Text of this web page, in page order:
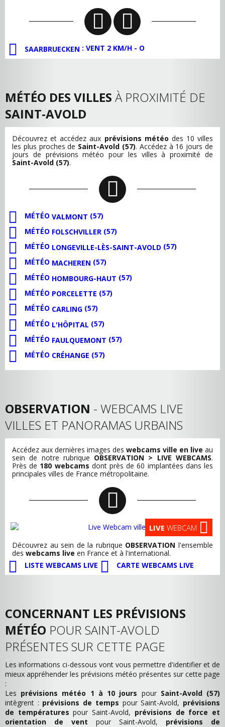
SAARBRUECKEN : VENT 2 KM/H - O
MÉTÉO DES VILLES À PROXIMITÉ DE
SAINT-AVOLD
Découvrez et accédez aux prévisions météo des 10 villes
les plus proches de Saint-Avold (57). Accédez à 16 jours de
jours de prévisions météo pour les villes à proximité de
Saint-Avold (57).
MÉTÉO VALMONT (57)
MÉTÉO FOLSCHVILLER (57)
MÉTÉO LONGEVILLE-LÈS-SAINT-AVOLD (57)
MÉTÉO MACHEREN (57)
MÉTÉO HOMBOURG-HAUT (57)
MÉTÉO PORCELETTE (57)
MÉTÉO CARLING (57)
MÉTÉO L'HÔPITAL (57)
MÉTÉO FAULQUEMONT (57)
MÉTÉO CRÉHANGE (57)
OBSERVATION - WEBCAMS LIVE
VILLES ET PANORAMAS URBAINS
Accédez aux dernières images des webcams ville en live au
sein de notre rubrique OBSERVATION > LIVE WEBCAMS.
Près de 180 webcams dont près de 60 implantées dans les
principales villes de France métropolitaine.
LIVE WEBCAM
Découvrez au sein de la rubrique OBSERVATION l'ensemble
des webcams live en France et à l'international.
LISTE WEBCAMS LIVE
CARTE WEBCAMS LIVE
CONCERNANT LES PRÉVISIONS
MÉTÉO POUR SAINT-AVOLD
PRÉSENTES SUR CETTE PAGE
Les informations ci-dessous vont vous permettre d'identifier et de
mieux appréhender les prévisions météo présentes sur cette page
:
Les prévisions météo 1 à 10 jours pour Saint-Avold (57)
intègrent : prévisions de temps pour Saint-Avold, prévisions
de températures pour Saint-Avold, prévisions de force et
orientation de vent pour Saint-Avold, prévisions de